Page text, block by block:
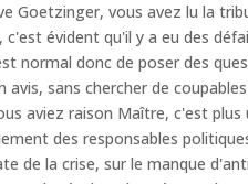
Goetzinger, vous avez lu la
c'est évident qu'il y a eu des
normal donc de poser des
avis, sans chercher de
aviez raison Maître, c'est plus
des responsables
de la crise, sur le manque